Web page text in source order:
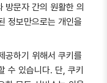
방문자 간의 원활한 의
정보만으로는 개인을
공하기 위해서 쿠키를
수 있습니다. 단, 쿠키